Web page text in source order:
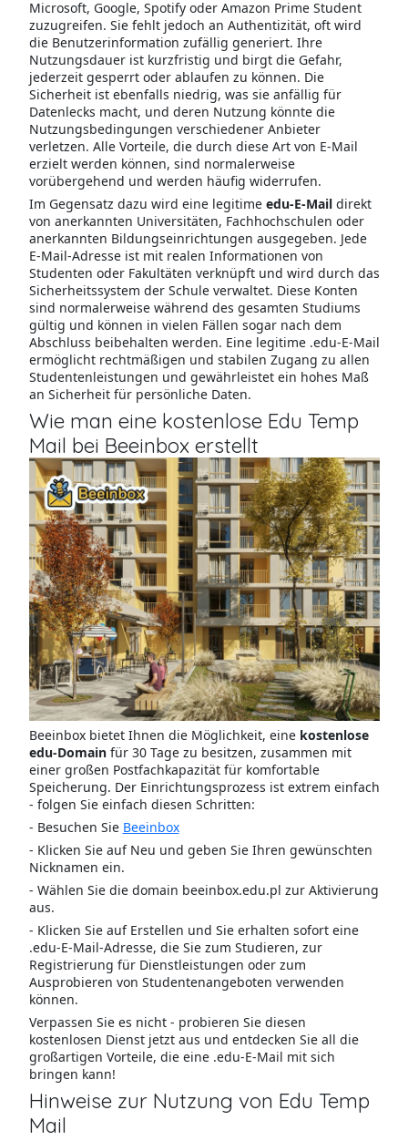
Microsoft, Google, Spotify oder Amazon Prime Student
zuzugreifen. Sie fehlt jedoch an Authentizität, oft wird
die Benutzerinformation zufällig generiert. Ihre
Nutzungsdauer ist kurzfristig und birgt die Gefahr,
jederzeit gesperrt oder ablaufen zu können. Die
Sicherheit ist ebenfalls niedrig, was sie anfällig für
Datenlecks macht, und deren Nutzung könnte die
Nutzungsbedingungen verschiedener Anbieter
verletzen. Alle Vorteile, die durch diese Art von E-Mail
erzielt werden können, sind normalerweise
vorübergehend und werden häufig widerrufen.
Im Gegensatz dazu wird eine legitime edu-E-Maildirekt
von anerkannten Universitäten, Fachhochschulen oder
anerkannten Bildungseinrichtungen ausgegeben. Jede
E-Mail-Adresse ist mit realen Informationen von
Studenten oder Fakultäten verknüpft und wird durch das
Sicherheitssystem der Schule verwaltet. Diese Konten
sind normalerweise während des gesamten Studiums
gültig und können in vielen Fällen sogar nach dem
Abschluss beibehalten werden. Eine legitime .edu-E-Mail
ermöglicht rechtmäßigen und stabilen Zugang zu allen
Studentenleistungen und gewährleistet ein hohes Maß
an Sicherheit für persönliche Daten.
Wie man eine kostenlose Edu Temp
Mail bei Beeinbox erstellt
Beeinbox bietet Ihnen die Möglichkeit, eine kostenlose
edu-Domainfür 30 Tage zu besitzen, zusammen mit
einer großen Postfachkapazität für komfortable
Speicherung. Der Einrichtungsprozess ist extrem einfach
- folgen Sie einfach diesen Schritten:
- Besuchen Sie Beeinbox
- Klicken Sie auf Neu und geben Sie Ihren gewünschten
Nicknamen ein.
- Wählen Sie die domain beeinbox.edu.pl zur Aktivierung
aus.
- Klicken Sie auf Erstellen und Sie erhalten sofort eine
.edu-E-Mail-Adresse, die Sie zum Studieren, zur
Registrierung für Dienstleistungen oder zum
Ausprobieren von Studentenangeboten verwenden
können.
Verpassen Sie es nicht - probieren Sie diesen
kostenlosen Dienst jetzt aus und entdecken Sie all die
großartigen Vorteile, die eine .edu-E-Mail mit sich
bringen kann!
Hinweise zur Nutzung von Edu Temp
Mail